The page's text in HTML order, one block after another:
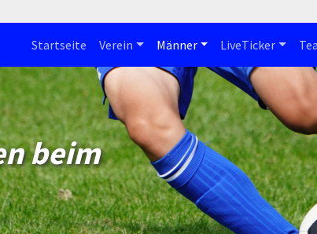
Startseite Verein Männer LiveTicker
beim